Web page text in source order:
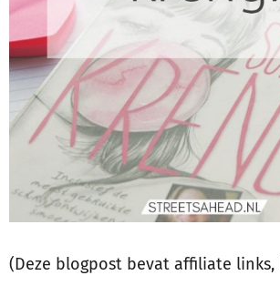
(Deze blogpost bevat affiliate links,